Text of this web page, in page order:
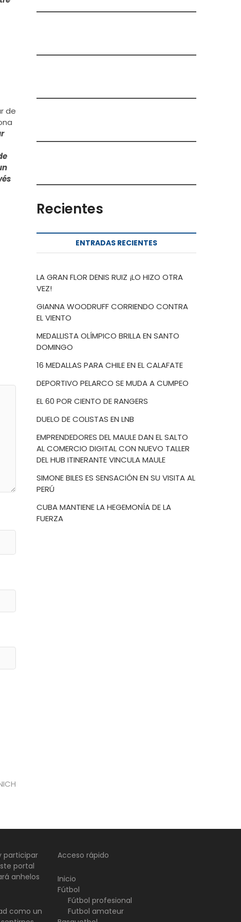
de
Recientes
ENTRADAS RECIENTES
LA GRAN FLOR DENIS RUIZ ¡LO HIZO OTRA
VEZ!
GIANNA WOODRUFF CORRIENDO CONTRA
EL VIENTO
MEDALLISTA OLÍMPICO BRILLA EN SANTO
DOMINGO
16 MEDALLAS PARA CHILE EN EL CALAFATE
DEPORTIVO PELARCO SE MUDA A CUMPEO
EL 60 POR CIENTO DE RANGERS
DUELO DE COLISTAS EN LNB
EMPRENDEDORES DEL MAULE DAN EL SALTO
AL COMERCIO DIGITAL CON NUEVO TALLER
DEL HUB ITINERANTE VINCULA MAULE
SIMONE BILES ES SENSACIÓN EN SU VISITA AL
PERÚ
CUBA MANTIENE LA HEGEMONÍA DE LA
FUERZA
participar
portal
anhelos
como un
Acceso rápido
Inicio
Fútbol
Fútbol profesional
Futbol amateur